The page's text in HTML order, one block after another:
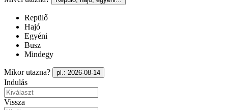
Repülő
Hajó
Egyéni
Busz
Mindegy
Mikor utazna? pl.: 2026-08-14
Indulás
Vissza